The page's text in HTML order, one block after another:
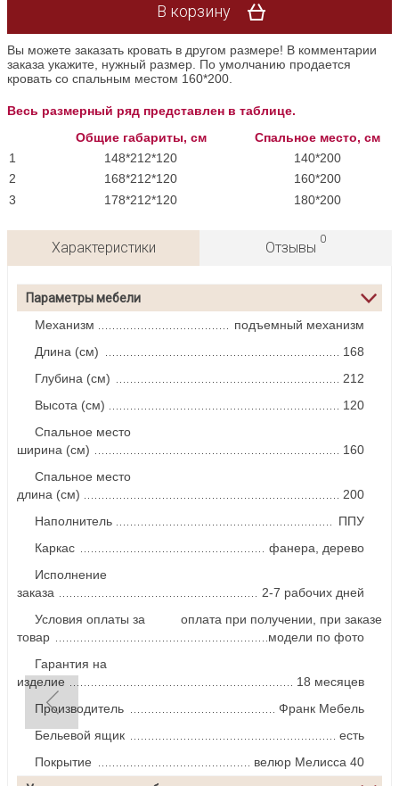
В корзину
Вы можете заказать кровать в другом размере! В комментарии
заказа укажите, нужный размер. По умолчанию продается
кровать со спальным местом 160*200.
Весь размерный ряд представлен в таблице.
Общие габариты, см
Спальное место, см
1
148*212*120
140*200
2
168*212*120
160*200
3
178*212*120 180*200
Характеристики Отзывы
0
Параметры мебели
Механизм
подъемный механизм
Длина (см)
168
Глубина (см)
212
Высота (см)
120
Спальное место
ширина (см)
160
Спальное место
длина (см)
200
Наполнитель
ППУ
Каркас
фанера, дерево
Исполнение
заказа
2-7 рабочих дней
Условия оплаты за
товар
оплата при получении, при заказе
модели по фото
Гарантия на
изделие
18 месяцев
Производитель
Франк Мебель
Бельевой ящик
есть
Покрытие
велюр Мелисса 40